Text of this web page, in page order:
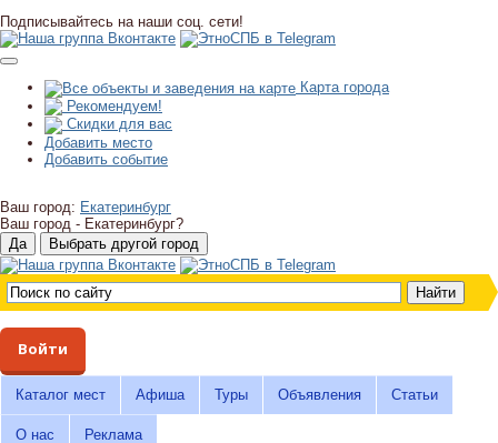
Подписывайтесь на наши соц. сети!
Карта города
Рекомендуем!
Скидки для вас
Добавить место
Добавить событие
Ваш город: Екатеринбург
Ваш город - Екатеринбург?
Войти
Каталог мест Афиша Туры Объявления Статьи
О нас Реклама